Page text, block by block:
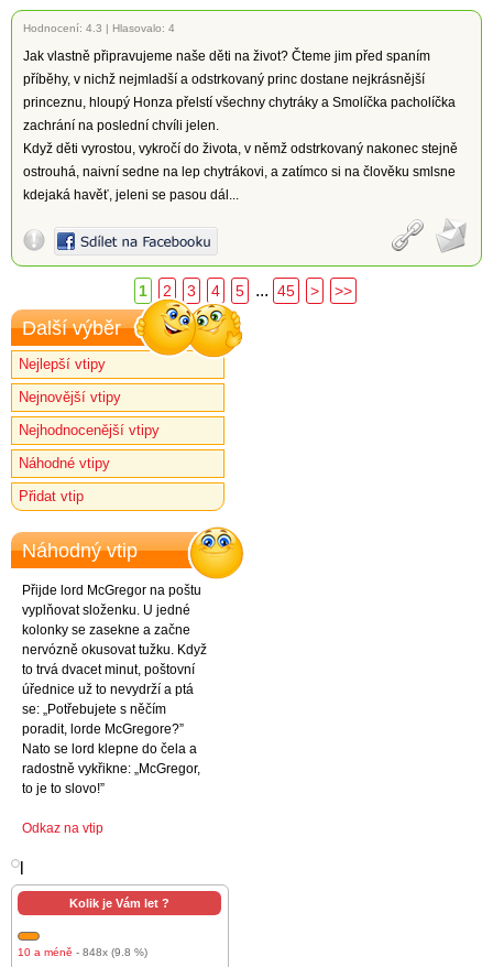
Hodnocení: 4.3 | Hlasovalo: 4
Jak vlastně připravujeme naše děti na život? Čteme jim před spaním
příběhy, v nichž nejmladší a odstrkovaný princ dostane nejkrásnější
princeznu, hloupý Honza přelstí všechny chytráky a Smolíčka pacholíčka
zachrání na poslední chvíli jelen.
Když děti vyrostou, vykročí do života, v němž odstrkovaný nakonec stejně
ostrouhá, naivní sedne na lep chytrákovi, a zatímco si na člověku smlsne
kdejaká havěť, jeleni se pasou dál...
1 2 3 4 5 ... 45 > >>
Další výběr
Nejlepší vtipy
Nejnovější vtipy
Nejhodnocenější vtipy
Náhodné vtipy
Přidat vtip
Náhodný vtip
Přijde lord McGregor na poštu
vyplňovat složenku. U jedné
kolonky se zasekne a začne
nervózně okusovat tužku. Když
to trvá dvacet minut, poštovní
úřednice už to nevydrží a ptá
se: „Potřebujete s něčím
poradit, lorde McGregore?”
Nato se lord klepne do čela a
radostně vykřikne: „McGregor,
to je to slovo!”
Odkaz na vtip
Kolik je Vám let ?
10 a méně - 848x (9.8 %)